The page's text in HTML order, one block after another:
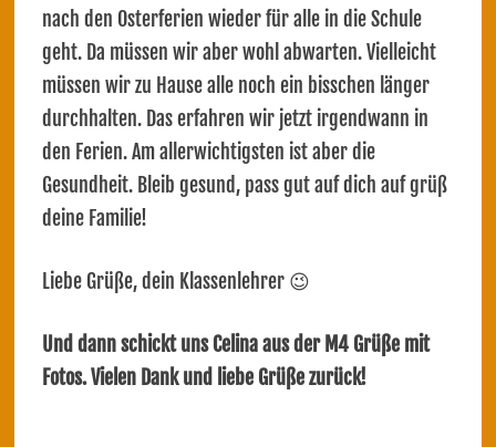
nach den Osterferien wieder für alle in die Schule
geht. Da müssen wir aber wohl abwarten. Vielleicht
müssen wir zu Hause alle noch ein bisschen länger
durchhalten. Das erfahren wir jetzt irgendwann in
den Ferien. Am allerwichtigsten ist aber die
Gesundheit. Bleib gesund, pass gut auf dich auf grüß
deine Familie!
Liebe Grüße, dein Klassenlehrer 😉
Und dann schickt uns Celina aus der M4 Grüße mit
Fotos. Vielen Dank und liebe Grüße zurück!